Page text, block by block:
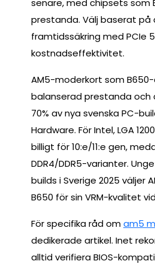
senare, med chipsets som
prestanda. Välj baserat på
framtidssäkring med PCIe
kostnadseffektivitet.
AM5-moderkort som
balanserad prestanda och
70% av nya svenska PC-
Hardware. För Intel, LGA
billigt för 10:e/11:e gen,
DDR4/DDR5-varianter.
builds i Sverige 2025 väljer
B650 för sin VRM-kvalitet
För specifika råd omam5
dedikerade artikel. Inet
alltid verifiera BIOS-